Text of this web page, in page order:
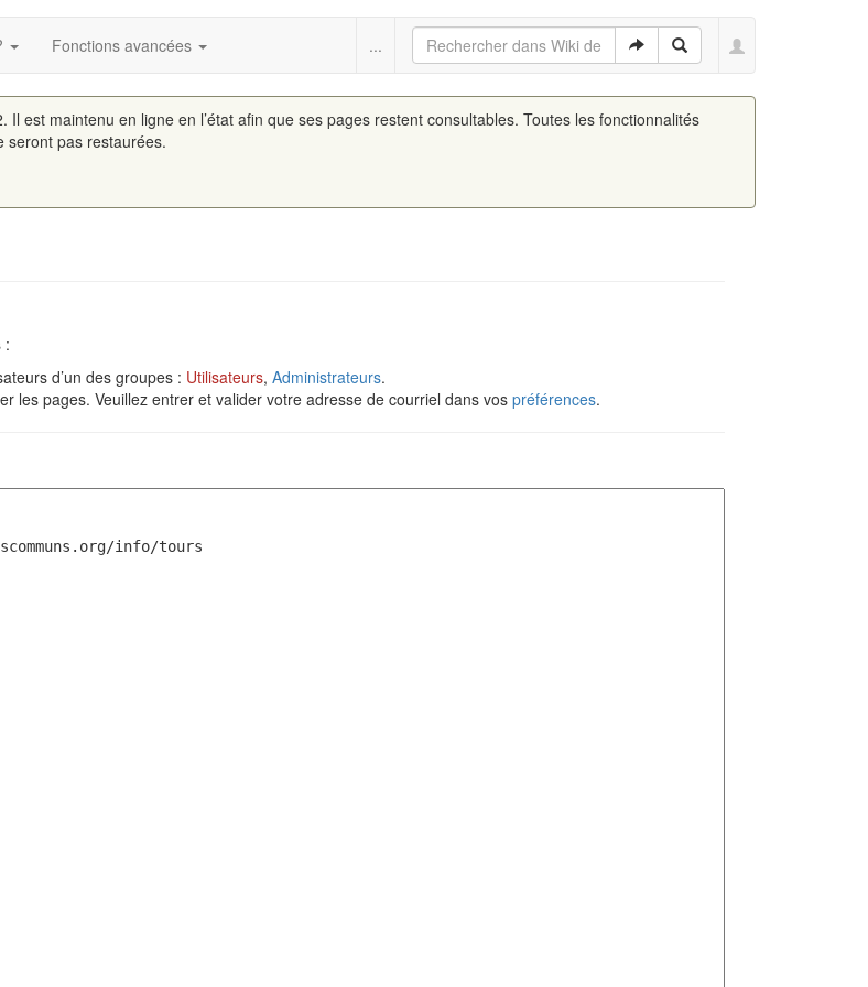
Fonctions avancées ...
est maintenu en ligne en l’état afin que ses pages restent consultables. Toutes les fonctionnalités
seront pas restaurées.
:
d’un des groupes : Utilisateurs, Administrateurs.
les pages. Veuillez entrer et valider votre adresse de courriel dans vospréférences.